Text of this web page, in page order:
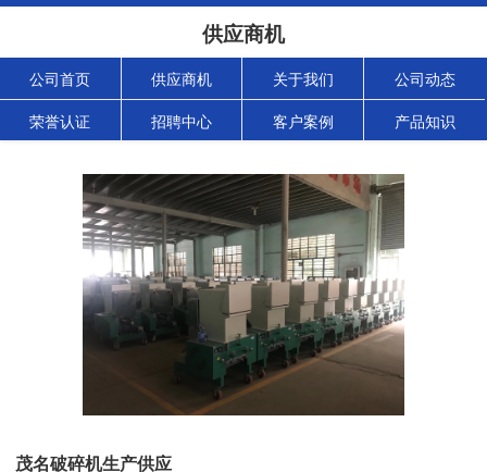
供应商机
公司首页 供应商机 关于我们 公司动态
荣誉认证 招聘中心 客户案例 产品知识
茂名破碎机生产供应